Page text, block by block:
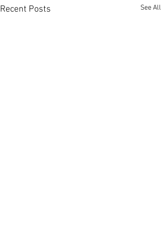
Recent Posts See All